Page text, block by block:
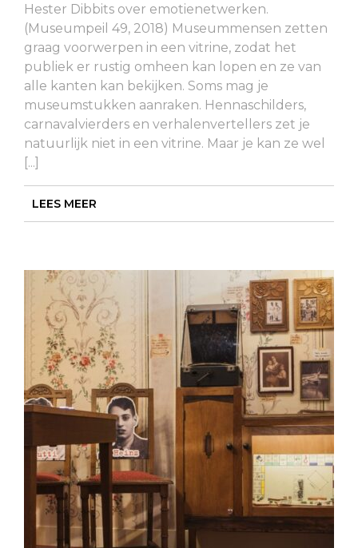
Hester Dibbits over emotienetwerken.
(Museumpeil 49, 2018) Museummensen zetten
graag voorwerpen in een vitrine, zodat het
publiek er rustig omheen kan lopen en ze van
alle kanten kan bekijken. Soms mag je
museumstukken aanraken. Hennaschilders,
carnavalvierders en verhalenvertellers zet je
natuurlijk niet in een vitrine. Maar je kan ze wel
[...]
LEES MEER